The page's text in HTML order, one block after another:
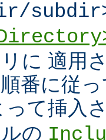
に 適用
番に従
って挿入
の